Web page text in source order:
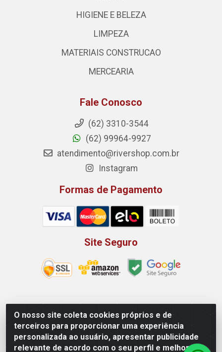
O nosso site coleta cookies próprios e de
terceiros para proporcionar uma experiência
personalizada ao usuário, apresentar publicidade
relevante de acordo com o seu perfil e melhorar a
HIGIENE E BELEZA
LIMPEZA
MATERIAIS CONSTRUCAO
MERCEARIA
Fale Conosco
(62) 3310-3544
(62) 99964-9927
atendimento@rivershop.com.br
Instagram
Formas de Pagamento
Site Seguro
Rio Vermelho Distribuição de Alimentos LTDA - Rodovia
BR, 153, KM 52 N 00 QD 00 LT 16 - Bairro Jardim
Eldorado, Anápolis/GO - CEP 75.045-190 - CNPJ
10.912.900/0002-40